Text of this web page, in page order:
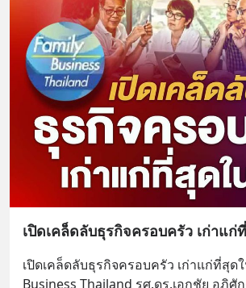
เปิดเคล็ดลับธุรกิจครอบครัว เก่าแก่
เปิดเคล็ดลับธุรกิจครอบครัว เก่าแก่ที่สุด
Business Thailand รศ.ดร.เอกชัย อภิ